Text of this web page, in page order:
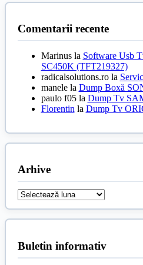
Comentarii recente
Marinusla Software Usb
SC450K (TFT219327)
radicalsolutions.rola
manelela Dump Boxă
paulo f05la Dump Tv
Florentin la Dump Tv
Arhive
Arhive
Buletin informativ